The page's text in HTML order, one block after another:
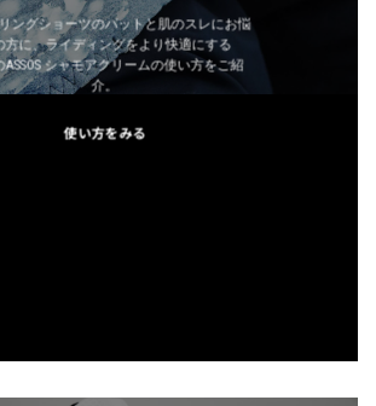
ングショーツのパットと肌のスレにお悩
方に、ライディングをより快適にする
ASSOS シャモアクリームの使い方をご紹
介。
使い方をみる